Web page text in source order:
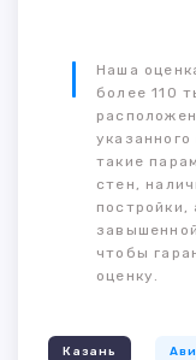
Наша
более 110
такие
стен,
чтобы
оценку.
Казань